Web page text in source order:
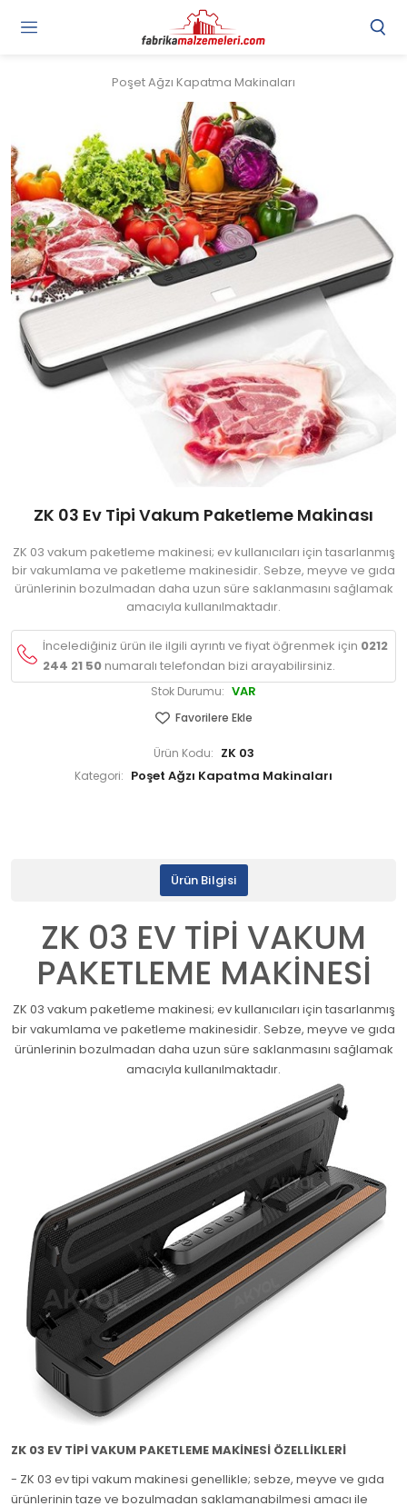
Poşet Ağzı Kapatma Makinaları
ZK 03 Ev Tipi Vakum Paketleme Makinası
ZK 03 vakum paketleme makinesi; ev kullanıcıları için tasarlanmış
bir vakumlama ve paketleme makinesidir. Sebze, meyve ve gıda
ürünlerinin bozulmadan daha uzun süre saklanmasını sağlamak
amacıyla kullanılmaktadır.
İncelediğiniz ürün ile ilgili ayrıntı ve fiyat öğrenmek için 0212
244 21 50numaralı telefondan bizi arayabilirsiniz.
Stok Durumu: VAR
Favorilere Ekle
Ürün Kodu: ZK 03
Kategori: Poşet Ağzı Kapatma Makinaları
Ürün Bilgisi
ZK 03 EV TİPİ VAKUM
PAKETLEME MAKİNESİ
ZK 03 vakum paketleme makinesi; ev kullanıcıları için tasarlanmış
bir vakumlama ve paketleme makinesidir. Sebze, meyve ve gıda
ürünlerinin bozulmadan daha uzun süre saklanmasını sağlamak
amacıyla kullanılmaktadır.
ZK 03 EV TİPİ VAKUM PAKETLEME MAKİNESİ ÖZELLİKLERİ
- ZK 03 ev tipi vakum makinesi genellikle; sebze, meyve ve gıda
ürünlerinin taze ve bozulmadan saklamanabilmesi amacı ile